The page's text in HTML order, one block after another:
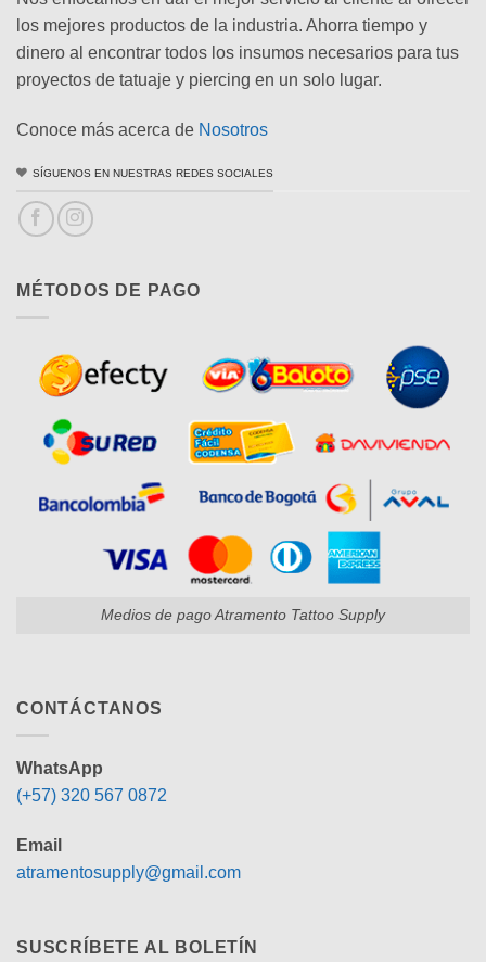
los mejores productos de la industria. Ahorra tiempo y
dinero al encontrar todos los insumos necesarios para tus
proyectos de tatuaje y piercing en un solo lugar.
Conoce más acerca de Nosotros
SÍGUENOS EN NUESTRAS REDES SOCIALES
MÉTODOS DE PAGO
Medios de pago Atramento Tattoo Supply
CONTÁCTANOS
WhatsApp
(+57) 320 567 0872
Email
atramentosupply@gmail.com
SUSCRÍBETE AL BOLETÍN